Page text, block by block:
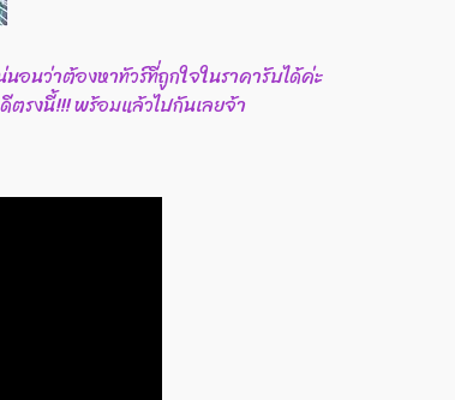
อนว่าต้องหาทัวร์ที่ถูกใจในราคารับได้ค่ะ
รงนี้!!! พร้อมแล้วไปกันเลยจ้า